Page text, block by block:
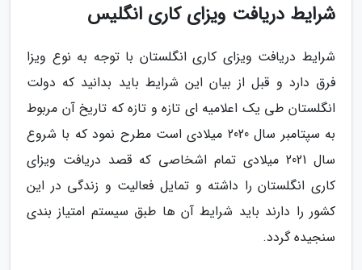
شرایط دریافت ویزای کاری انگلیس
شرایط دریافت ویزای کاری انگلستان با توجه به نوع ویزا
فرق دارد و قبل از بیان این شرایط باید بدانید که دولت
انگلستان طی یک اعلامیه ای تازه و تازه که تاریخ آن مربوط
به سپتامبر سال 2020 میلادی است مطرح نمود که با شروع
سال 2021 میلادی تمام اشخاصی که قصد دریافت ویزای
کاری انگلستان را داشته و تمایل فعالیت و زندگی در این
کشور را دارند باید شرایط آن ها طبق سیستم امتیاز بندی
سنجیده گردد.